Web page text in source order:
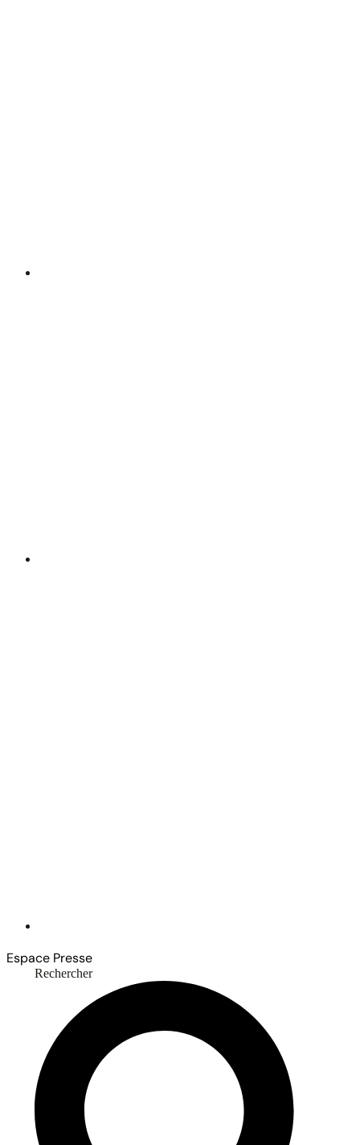
Espace Presse
Rechercher